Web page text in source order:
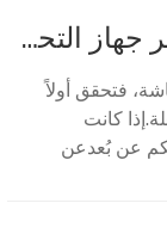
[تلفزيون إل جي] ماذا تفعل إذا لم يظهر مؤشر جهاز التحكم عن بعد السحري؟
فتحقق أولاً
كانت
عن بُعدعن